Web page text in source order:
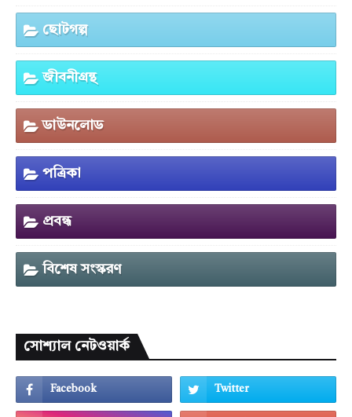
ছোটগল্প
জীবনীগ্রন্থ
ডাউনলোড
পত্রিকা
প্রবন্ধ
বিশেষ সংস্করণ
সোশ্যাল নেটওয়ার্ক